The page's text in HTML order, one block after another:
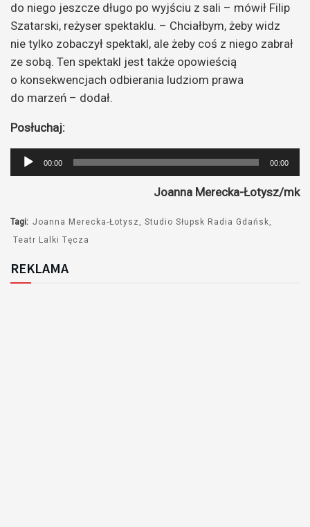
do niego jeszcze długo po wyjściu z sali – mówił Filip
Szatarski, reżyser spektaklu. – Chciałbym, żeby widz
nie tylko zobaczył spektakl, ale żeby coś z niego zabrał
ze sobą. Ten spektakl jest także opowieścią
o konsekwencjach odbierania ludziom prawa
do marzeń – dodał.
Posłuchaj:
Odtwarzacz
plików
00:00 00:00
Joanna Merecka-Łotysz/mk
Tagi: Joanna Merecka-Łotysz
Studio Słupsk Radia Gdańsk
Teatr Lalki Tęcza
REKLAMA